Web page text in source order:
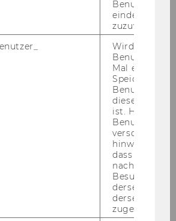
AI/Künstliche Intelligenz für
Resilienz und
Thema Selbstfürsorge -
Thema Selbstfürsorge
und Steuern – aus der
in das Email-Marketing
Benutzer*in
eindeutige ID
zuzuweisen
Wird gesetzt,
Benutzer
Mal eine
Speichert die
Benutzer-ID,
diese Seite
ist. Hotjar
Benutzer
verschiedene
hinweg.Stellt
dass Daten
Besuchen auf
derselben
derselben
zugeordnet